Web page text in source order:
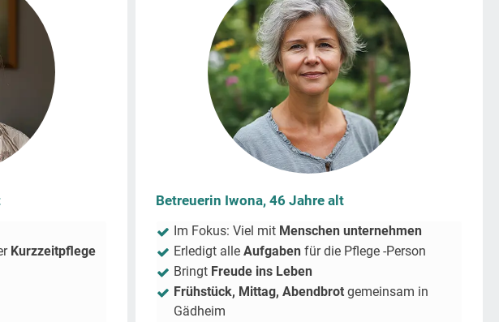
Kurzzeitpflege
Betreuerin Iwona, 46 Jahre alt
Im Fokus: Viel mit Menschen unternehmen
Erledigt alle Aufgaben für die Pflege -Person
Bringt Freude ins Leben
Frühstück, Mittag, Abendbrot gemeinsam in
Gädheim